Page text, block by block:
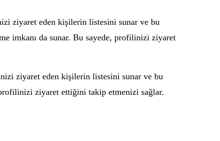
ziyaret eden kişilerin listesini sunar ve bu
imkanı da sunar. Bu sayede, profilinizi ziyaret
ziyaret eden kişilerin listesini sunar ve bu
ziyaret ettiğini takip etmenizi sağlar.